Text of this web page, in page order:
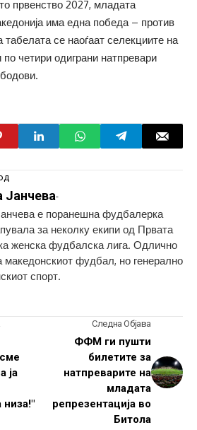
првенство 2027, младата
има една победа – против
се наоѓаат селекциите на
четири одиграни натпревари
Јанчева-
е поранешна фудбалерка
за неколку екипи од Првата
женска фудбалска лига. Одлично
македонскиот фудбал, но генерално
спорт.
ја
низа!"
Следна Објава
ФФМ ги пушти
билетите за
натпреварите на
младата
репрезентација во
Битола